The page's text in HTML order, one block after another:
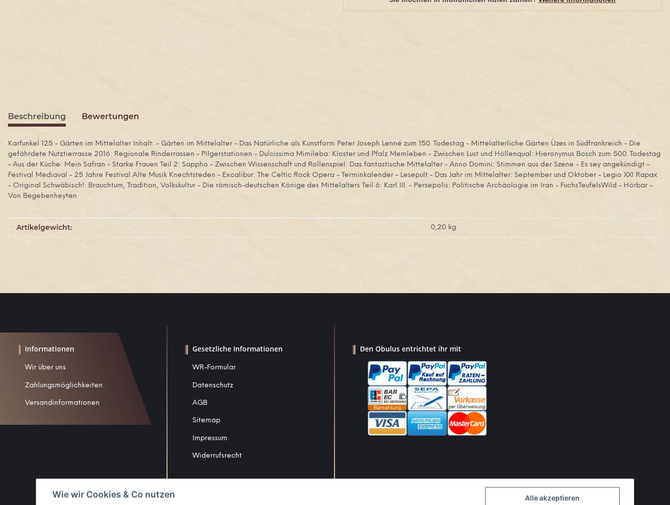
Beschreibung Bewertungen
Karfunkel 125 - Gärten im Mittelalter Inhalt: - Gärten im Mittelalter - Das Natürliche als Kunstform Peter Joseph Lenné zum 150. Todestag - Mittelalterliche Gärten Ùzes in Südfrankreich - Die
gefährdete Nutztierrasse 2016: Regionale Rinderrassen - Pilgerstationen - Dulcissima Mimileba: Kloster und Pfalz Memleben - Zwischen Lust und Höllenqual: Hieronymus Bosch zum 500. Todestag
- Aus der Küche: Mein Safran - Starke Frauen Teil 2: Sappho - Zwischen Wissenschaft und Rollenspiel: Das fantastische Mittelalter - Anno Domini: Stimmen aus der Szene - Es sey angekündigt -
Festival Mediaval - 25 Jahre Festival Alte Musik Knechtsteden - Excalibur: The Celtic Rock Opera - Terminkalender - Lesepult - Das Jahr im Mittelalter: September und Oktober - Legio XXI Rapax
- Original Schwäbisch!: Brauchtum, Tradition, Volkskultur - Die römisch-deutschen Könige des Mittelalters Teil 6: Karl III. - Persepolis: Politische Archäologie im Iran - FuchsTeufelsWild - Hörbar -
Von Begebenheyten
Produkteigenschaft
Wert
Artikelgewicht: 0,20 kg
Informationen
Wir über uns
Zahlungsmöglichkeiten
Versandinformationen
Gesetzliche Informationen
WR-Formular
Datenschutz
AGB
Sitemap
Impressum
Widerrufsrecht
Den Obulus entrichtet ihr mit
Alle akzeptieren
Wie wir Cookies & Co nutzen